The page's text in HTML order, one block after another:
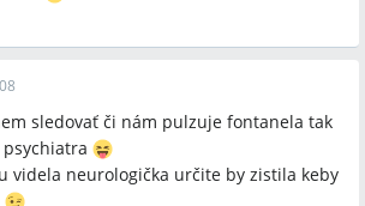
sledovať či nám pulzuje fontanela tak
videla neurologička určite by zistila keby